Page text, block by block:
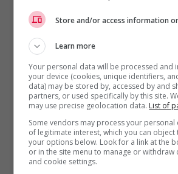
d’entreprises de la
organisation internationale
Nations-Unies, L’UNEP-FI,
reconnaissait Desjardins
l’une des trois institutions
financières responsables
Amérique du Nord dans le
de la COVID-19, à la suite
place de plusieurs mesures
Store and/or access information
Learn more
Your personal data will be processed and
your device (cookies, unique identifiers,
data) may be stored by, accessed by and
partners, or used specifically by this site.
may use precise geolocation data. List of
Some vendors may process your personal
of legitimate interest, which you can object
your options below. Look for a link at the
or in the site menu to manage or withdraw
and cookie settings.